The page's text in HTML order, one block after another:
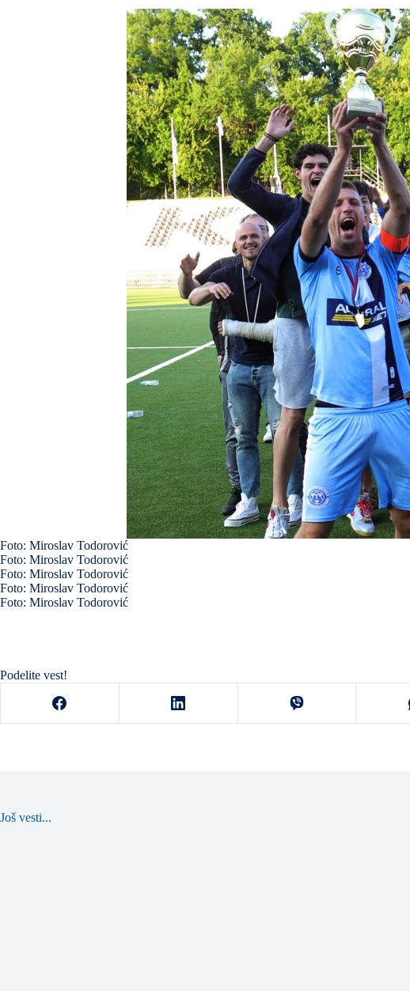
Foto: Miroslav Todorović
Foto: Miroslav Todorović
Foto: Miroslav Todorović
Foto: Miroslav Todorović
Foto: Miroslav Todorović
Podelite vest!
Još vesti...